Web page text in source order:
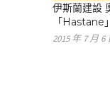
伊斯蘭建設
「Hastane」
2015 年 7 月 6